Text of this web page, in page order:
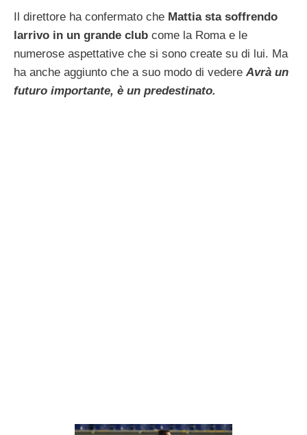
Il direttore ha confermato che Mattia sta soffrendo
larrivo in un grande club come la Roma e le
numerose aspettative che si sono create su di lui. Ma
ha anche aggiunto che a suo modo di vedere Avrà un
futuro importante, è un predestinato.